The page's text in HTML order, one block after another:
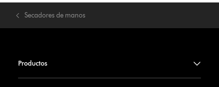
Secadores de manos
Productos